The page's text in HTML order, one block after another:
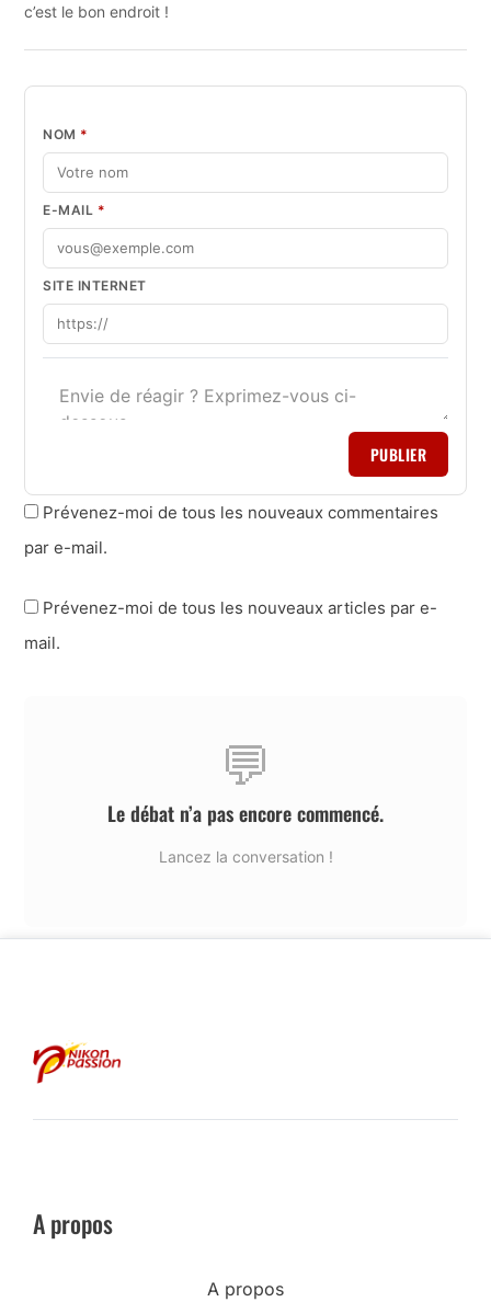
c’est le bon endroit !
NOM *
E-MAIL *
SITE INTERNET
PUBLIER
Prévenez-moi de tous les nouveaux commentaires
par e-mail.
Prévenez-moi de tous les nouveaux articles par e-
mail.
💬
Le débat n’a pas encore commencé.
Lancez la conversation !
A propos
A propos